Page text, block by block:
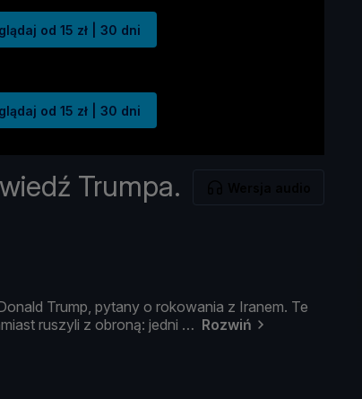
od 15 zł | 30 dni
od 15 zł | 30 dni
Trumpa.
Trump, pytany o rokowania z Iranem. Te
ruszyli z obroną: jedni Rozwiń